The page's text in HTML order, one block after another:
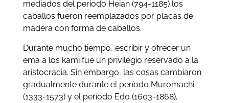
mediados del período Heian (794-1185) los
caballos fueron reemplazados por placas de
madera con forma de caballos.
Durante mucho tiempo, escribir y ofrecer un
ema a los kami fue un privilegio reservado a la
aristocracia. Sin embargo, las cosas cambiaron
gradualmente durante el período Muromachi
(1333-1573) y el período Edo (1603-1868),